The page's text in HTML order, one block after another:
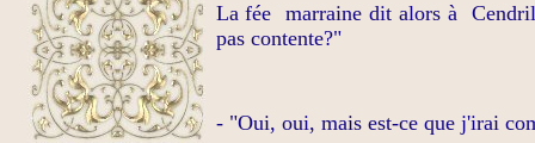
La fée
marraine dit alors à
pas contente?"
- "Oui, oui, mais est-ce que j'irai